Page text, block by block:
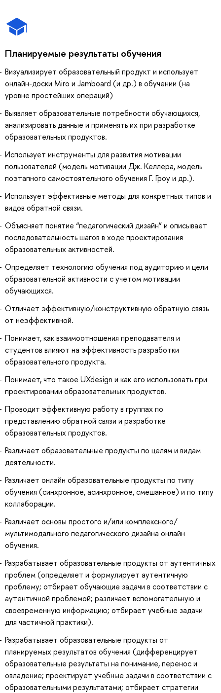
Планируемые результаты обучения
Визуализирует образовательный продукт и использует
онлайн-доски Miro и Jamboard (и др.) в обучении (на
уровне простейших операций)
Выявляет образовательные потребности обучающихся,
анализировать данные и применять их при разработке
образовательных продуктов.
Использует инструменты для развития мотивации
пользователей (модель мотивации Дж. Келлера, модель
поэтапного самостоятельного обучения Г. Гроу и др.).
Использует эффективные методы для конкретных типов и
видов обратной связи.
Объясняет понятие “педагогический дизайн” и описывает
последовательность шагов в ходе проектирования
образовательных активностей.
Определяет технологию обучения под аудиторию и цели
образовательной активности с учетом мотивации
обучающихся.
Отличает эффективную/конструктивную обратную связь
от неэффективной.
Понимает, как взаимоотношения преподавателя и
студентов влияют на эффективность разработки
образовательного продукта.
Понимает, что такое UXdesign и как его использовать при
проектировании образовательных продуктов.
Проводит эффективную работу в группах по
представлению обратной связи и разработке
образовательных продуктов.
Различает образовательные продукты по целям и видам
деятельности.
Различает онлайн образовательные продукты по типу
обучения (синхронное, асинхронное, смешанное) и по типу
коллаборации.
Различает основы простого и/или комплексного/
мультимодального педагогического дизайна онлайн
обучения.
Разрабатывает образовательные продукты от аутентичных
проблем (определяет и формулирует аутентичную
проблему; отбирает обучающие задачи в соответствии с
аутентичной проблемой; различает вспомогательную и
своевременную информацию; отбирает учебные задачи
для частичной практики).
Разрабатывает образовательные продукты от
планируемых результатов обучения (дифференцирует
образовательные результаты на понимание, перенос и
овладение; проектирует учебные задачи в соответствии с
образовательными результатами; отбирает стратегии